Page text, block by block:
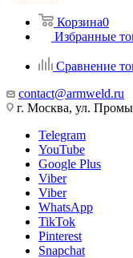
Корзина0
Избранные
Сравнение
contact@armweld.ru
г. Москва, ул.
Telegram
YouTube
Google Plus
Viber
Viber
WhatsApp
TikTok
Pinterest
Snapchat